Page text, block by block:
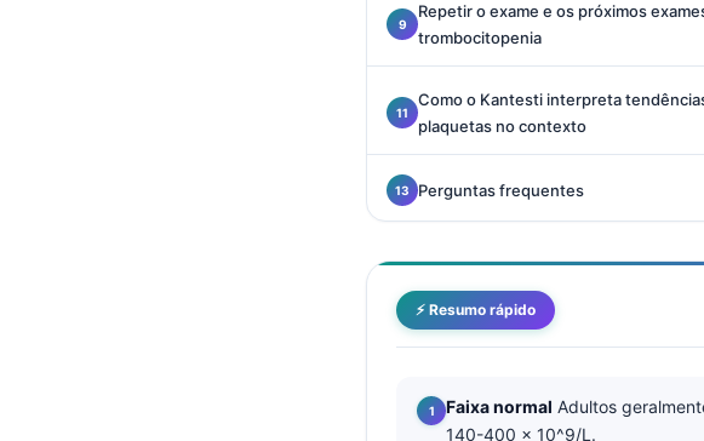
Repetir o exame e os próximos
trombocitopenia
Como o Kantesti interpreta
plaquetas no contexto
Perguntas frequentes
⚡ Resumo rápido
Faixa normal Adultos
140-400 × 10^9/L.